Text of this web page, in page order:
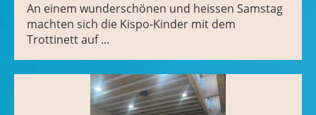
An einem wunderschönen und heissen Samstag
machten sich die Kispo-Kinder mit dem
Trottinett auf ...